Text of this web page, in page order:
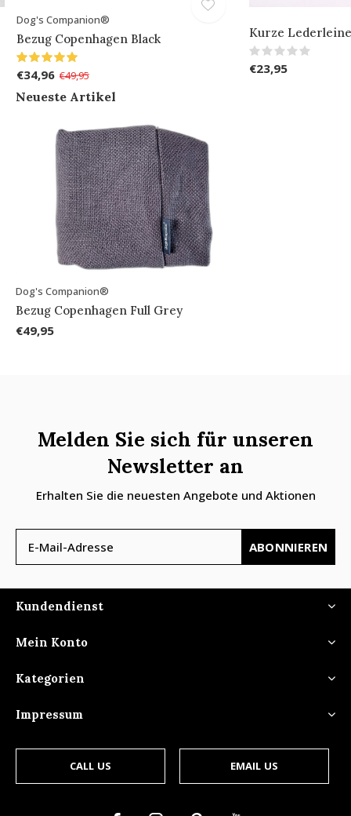
Dog's Companion®
Bezug Copenhagen Black
€34,96 €49,95
Kurze Lederleine
€23,95
Neueste Artikel
Dog's Companion®
Bezug Copenhagen Full Grey
€49,95
Melden Sie sich für unseren
Newsletter an
Erhalten Sie die neuesten Angebote und Aktionen
ABONNIEREN
Kundendienst
Mein Konto
Kategorien
Impressum
CALL US EMAIL US